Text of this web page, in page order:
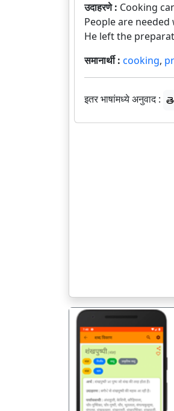
उदाहरणे : Cooking
People are
He left the
समानार्थी : cooking,
इतर भाषांमध्ये अनुवाद :
पिछला